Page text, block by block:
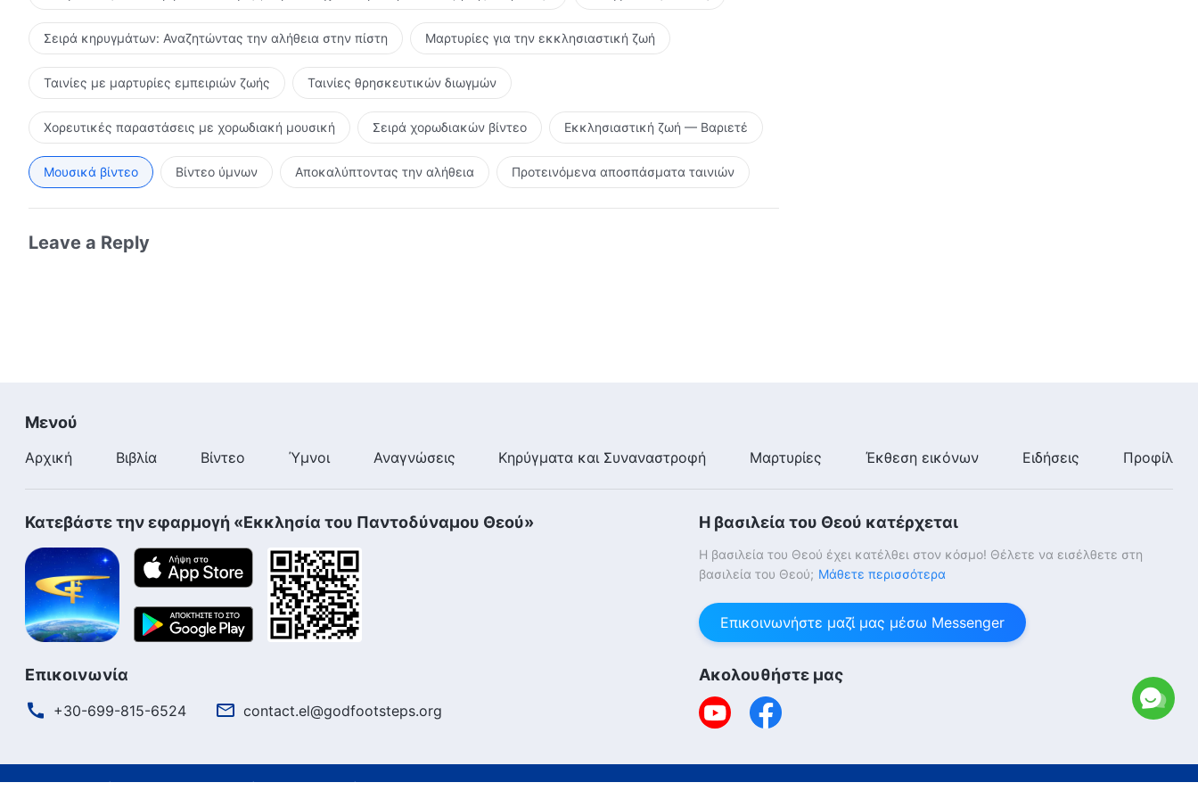
Σειρά κηρυγμάτων: Αναζητώντας την αλήθεια στην πίστη Μαρτυρίες για την εκκλησιαστική ζωή
Ταινίες με μαρτυρίες εμπειριών ζωής Ταινίες θρησκευτικών διωγμών
Χορευτικές παραστάσεις με χορωδιακή μουσική Σειρά χορωδιακών βίντεο Εκκλησιαστική ζωή — Βαριετέ
Μουσικά βίντεο Βίντεο ύμνων Αποκαλύπτοντας την αλήθεια Προτεινόμενα αποσπάσματα ταινιών
Leave a Reply
Μενού
Αρχική Βιβλία Βίντεο Ύμνοι Αναγνώσεις Κηρύγματα και Συναναστροφή Μαρτυρίες Έκθεση εικόνων Ειδήσεις Προφίλ
Κατεβάστε την εφαρμογή «Εκκλησία του Παντοδύναμου Θεού»
Επικοινωνία
+30-699-815-6524 contact.el@godfootsteps.org
Η βασιλεία του Θεού κατέρχεται
Η βασιλεία του Θεού έχει κατέλθει στον κόσμο! Θέλετε να εισέλθετε στη
βασιλεία του Θεού; Μάθετε περισσότερα
Επικοινωνήστε μαζί μας μέσω Messenger
Ακολουθήστε μας